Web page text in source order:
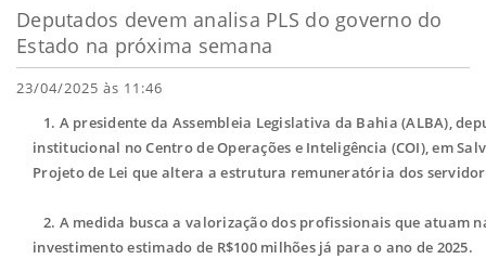
Deputados devem analisa PLS do governo do
Estado na próxima semana
23/04/2025 às 11:46
1. A presidente da Assembleia Legislativa da Bahia (ALBA),
institucional no Centro de Operações e Inteligência (COI), em
Projeto de Lei que altera a estrutura remuneratória dos
2. A medida busca a valorização dos profissionais que atuam
investimento estimado de R$100 milhões já para o ano de 2025.